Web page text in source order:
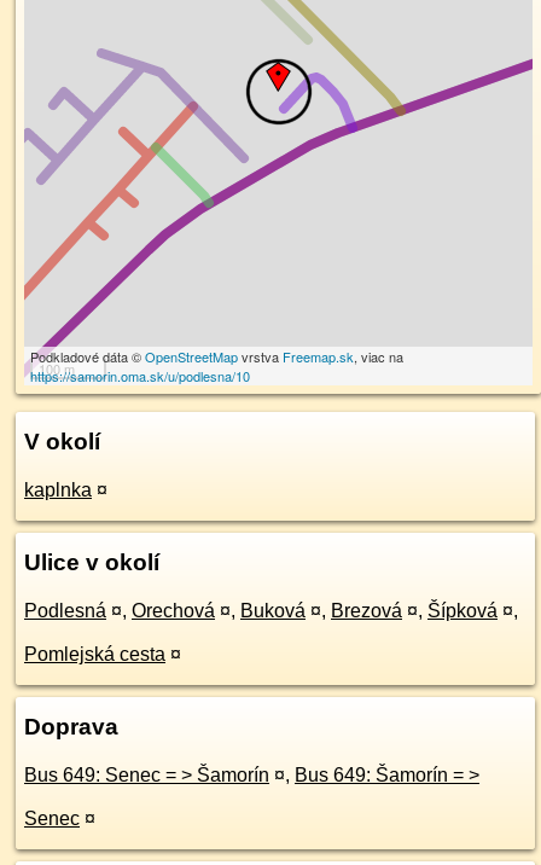
100 m
Podkladové dáta ©OpenStreetMapvrstva Freemap.sk, viac na
https://samorin.oma.sk/u/podlesna/10
V okolí
kaplnka ¤
Ulice v okolí
Podlesná ¤, Orechová ¤, Buková ¤, Brezová ¤, Šípková ¤,
Pomlejská cesta ¤
Doprava
Bus 649: Senec = > Šamorín ¤, Bus 649: Šamorín = >
Senec ¤